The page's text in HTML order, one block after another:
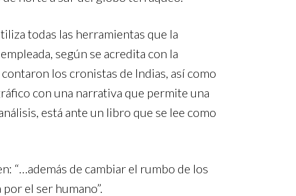
todas las herramientas que la
según se acredita con la
los cronistas de Indias, así como
con una narrativa que permite una
está ante un libro que se lee como
“…además de cambiar el rumbo de los
el ser humano”.